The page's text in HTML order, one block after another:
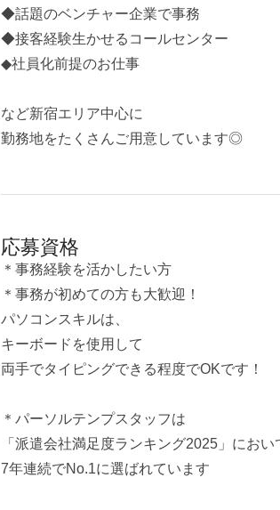
◆話題のベンチャー企業で事務
◆接客経験生かせるコールセンター
◆社員化前提のお仕事
など新宿エリア中心に
勤務地をたくさんご用意しています◎
応募資格
＊事務経験を活かしたい方
＊事務が初めての方も大歓迎！
パソコンスキルは、
キーボードを使用して
両手でタイピングできる程度でOKです！
＊パーソルテンプスタッフは
「派遣会社満足度ランキング2025」におい
7年連続でNo.1に選ばれています